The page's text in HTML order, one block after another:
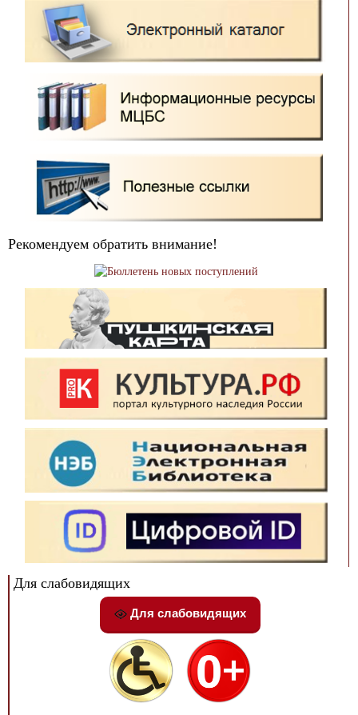
Рекомендуем обратить внимание!
Для слабовидящих
Для слабовидящих